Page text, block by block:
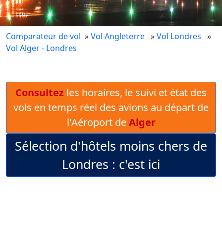
Comparateur de vol »Vol Angleterre »Vol Londres »
Vol Alger - Londres
Consultez les horaires, le suivi et état des
vols en temps réel des avions au départ de
l'Aéroport deAlger
Sélection d'hôtels moins chers de
Londres : c'est ici